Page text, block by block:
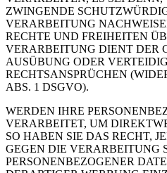
ZWINGENDE
VERARBEITUNG
RECHTE UND FREIHEITEN
VERARBEITUNG DIENT DER
AUSÜBUNG ODER
RECHTSANSPRÜCHEN
ABS. 1 DSGVO).
WERDEN IHRE
VERARBEITET, UM
SO HABEN SIE DAS RECHT,
GEGEN DIE VERARBEITUNG
PERSONENBEZOGENER